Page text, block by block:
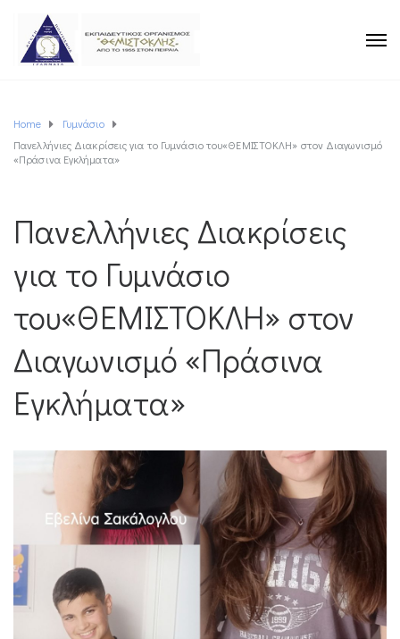
Home
Γυμνάσιο
Πανελλήνιες Διακρίσεις για το Γυμνάσιο του«ΘΕΜΙΣΤΟΚΛΗ» στον Διαγωνισμό
«Πράσινα Εγκλήματα»
Πανελλήνιες Διακρίσεις
για το Γυμνάσιο
του«ΘΕΜΙΣΤΟΚΛΗ» στον
Διαγωνισμό «Πράσινα
Εγκλήματα»